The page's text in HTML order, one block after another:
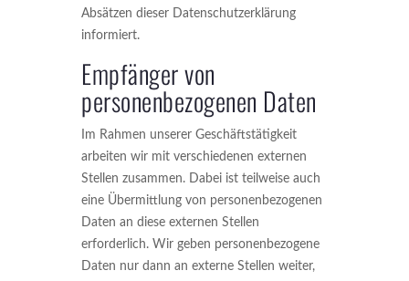
Absätzen dieser Datenschutzerklärung
informiert.
Empfänger von
personenbezogenen Daten
Im Rahmen unserer Geschäftstätigkeit
arbeiten wir mit verschiedenen externen
Stellen zusammen. Dabei ist teilweise auch
eine Übermittlung von personenbezogenen
Daten an diese externen Stellen
erforderlich. Wir geben personenbezogene
Daten nur dann an externe Stellen weiter,